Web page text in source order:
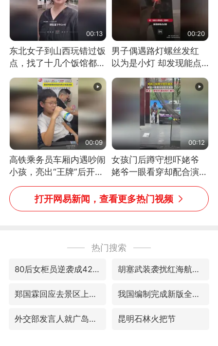
00:13
东北女子到山西玩错过饭
点，找了十几个饭馆都没
开门：午休到几点
00:20
男子偶遇路灯螺丝发红
以为是小灯 却发现能点
燃香烟 当事人：已报警
处理
00:09
高铁乘务员车厢内遇吵闹
小孩，亮出“王牌”后开启
一键静音
00:12
女孩门后蹲守想吓姥爷
姥爷一眼看穿却配合演出
网友：姥爷的演技我打满
分
打开网易新闻，查看更多热门视频
热门搜索
80后女柜员逆袭成4200亿银行副行长 胡塞武装袭扰红海航运行动升级
郑国霖回应去景区上班被保安拦下 我国编制完成新版全月地质图
外交部发言人就广岛核爆81周年等答记者问 昆明石林火把节